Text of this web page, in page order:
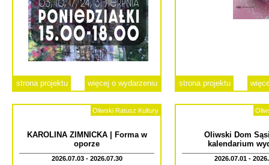
strona projektu więcej o wydarzeniu strona projektu
Oliwski Ratusz Kultury
KAROLINA ZIMNICKA | Forma w
oporze
2026.07.03 - 2026.07.30
Oliwski Dom
kalendarium
2026.07.01 -